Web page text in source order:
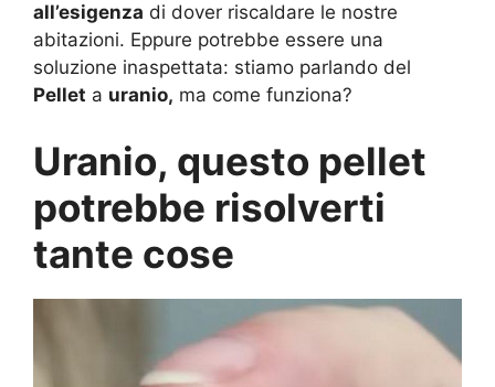
all’esigenza di dover riscaldare le nostre
abitazioni. Eppure potrebbe essere una
soluzione inaspettata: stiamo parlando del
Pellet a uranio, ma come funziona?
Uranio, questo pellet
potrebbe risolverti
tante cose